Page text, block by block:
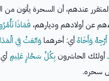
عندهم، أن السحرة يأتون من
عن أولادهم وديارهم، فَمَاذَا
أَرْجِهْ وَأَخَاهُأي: أخرهما وَابْعَثْ فِي
أولئك الحاشرون بِكُلِّ سَحَّارٍ عَلِيمٍ
سحره.